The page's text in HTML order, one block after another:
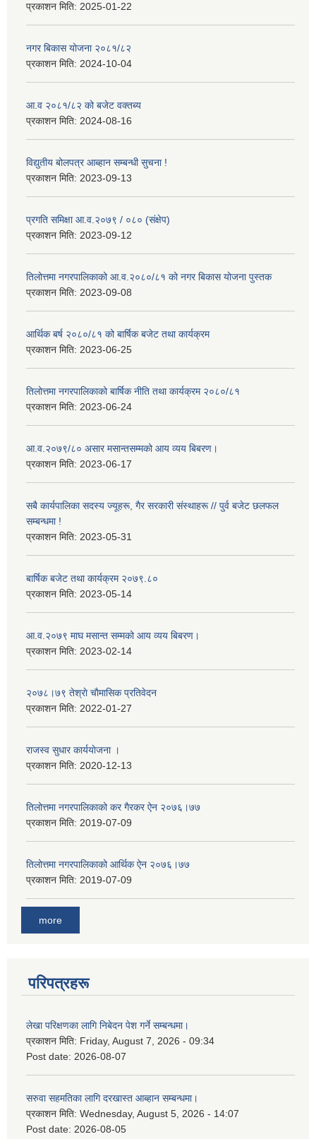
प्रकाशन मिति: 2025-01-22
नगर बिकास योजना २०८१/८२
प्रकाशन मिति: 2024-10-04
आ.व २०८१/८२ को बजेट वक्तब्य
प्रकाशन मिति: 2024-08-16
विद्युतीय बोलपत्र आब्हान सम्बन्धी सुचना !
प्रकाशन मिति: 2023-09-13
प्रगति समिक्षा आ.व.२०७९ / ०८० (संक्षेप)
प्रकाशन मिति: 2023-09-12
तिलोत्तमा नगरपालिकाको आ.व.२०८०/८१ को नगर बिकास योजना पुस्तक
प्रकाशन मिति: 2023-09-08
आर्थिक बर्ष २०८०/८१ को बार्षिक बजेट तथा कार्यक्रम
प्रकाशन मिति: 2023-06-25
तिलोत्तमा नगरपालिकाको बार्षिक नीति तथा कार्यक्रम २०८०/८१
प्रकाशन मिति: 2023-06-24
आ.व.२०७९/८० असार मसान्तसम्मको आय व्यय बिबरण।
प्रकाशन मिति: 2023-06-17
सबै कार्यपालिका सदस्य ज्यूहरू, गैर सरकारी संस्थाहरू // पुर्व बजेट छलफल
सम्बन्धमा !
प्रकाशन मिति: 2023-05-31
बार्षिक बजेट तथा कार्यक्रम २०७९.८०
प्रकाशन मिति: 2023-05-14
आ.व.२०७९ माघ मसान्त सम्मको आय व्यय बिबरण।
प्रकाशन मिति: 2023-02-14
२०७८।७९ तेश्राे चाैमासिक प्रतिवेदन
प्रकाशन मिति: 2022-01-27
राजस्व सुधार कार्ययाेजना ।
प्रकाशन मिति: 2020-12-13
तिलोत्तमा नगरपालिकाको कर गैरकर ऐन २०७६।७७
प्रकाशन मिति: 2019-07-09
तिलोत्तमा नगरपालिकाको आर्थिक ऐन २०७६।७७
प्रकाशन मिति: 2019-07-09
more
परिपत्रहरू
लेखा परिक्षणका लागि निबेदन पेश गर्ने सम्बन्धमा।
प्रकाशन मिति: Friday, August 7, 2026 - 09:34
Post date: 2026-08-07
सरुवा सहमतिका लागि दरखास्त आब्हान सम्बन्धमा।
प्रकाशन मिति: Wednesday, August 5, 2026 - 14:07
Post date: 2026-08-05